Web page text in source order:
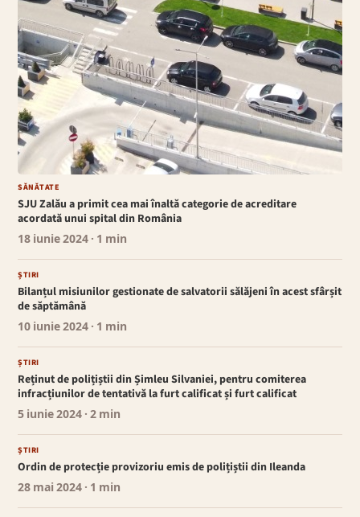
SĂNĂTATE
SJU Zalău a primit cea mai înaltă categorie de acreditare
acordată unui spital din România
18 iunie 2024 · 1 min
ȘTIRI
Bilanțul misiunilor gestionate de salvatorii sălăjeni în acest sfârșit
de săptămână
10 iunie 2024 · 1 min
ȘTIRI
Reținut de polițiștii din Șimleu Silvaniei, pentru comiterea
infracțiunilor de tentativă la furt calificat și furt calificat
5 iunie 2024 · 2 min
ȘTIRI
Ordin de protecție provizoriu emis de polițiștii din Ileanda
28 mai 2024 · 1 min